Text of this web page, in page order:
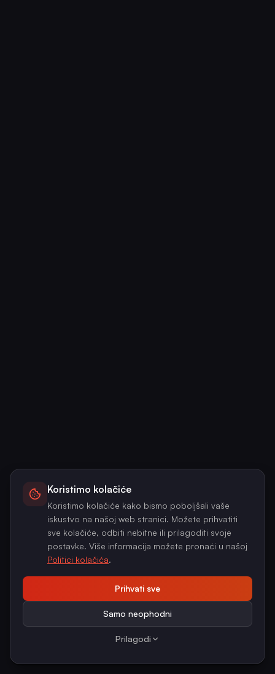
Koristimo kolačiće
Koristimo kolačiće kako bismo poboljšali vaše
iskustvo na našoj web stranici. Možete prihvatiti
sve kolačiće, odbiti nebitne ili prilagoditi svoje
postavke. Više informacija možete pronaći u našoj
Politici kolačića.
Prihvati sve
Samo neophodni
Prilagodi